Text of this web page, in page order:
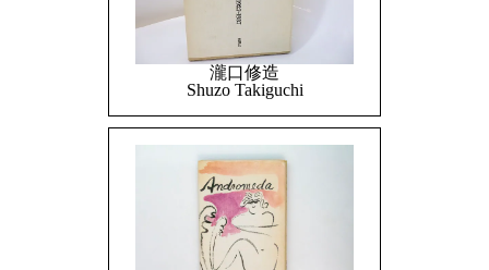
瀧口修造
Shuzo Takiguchi